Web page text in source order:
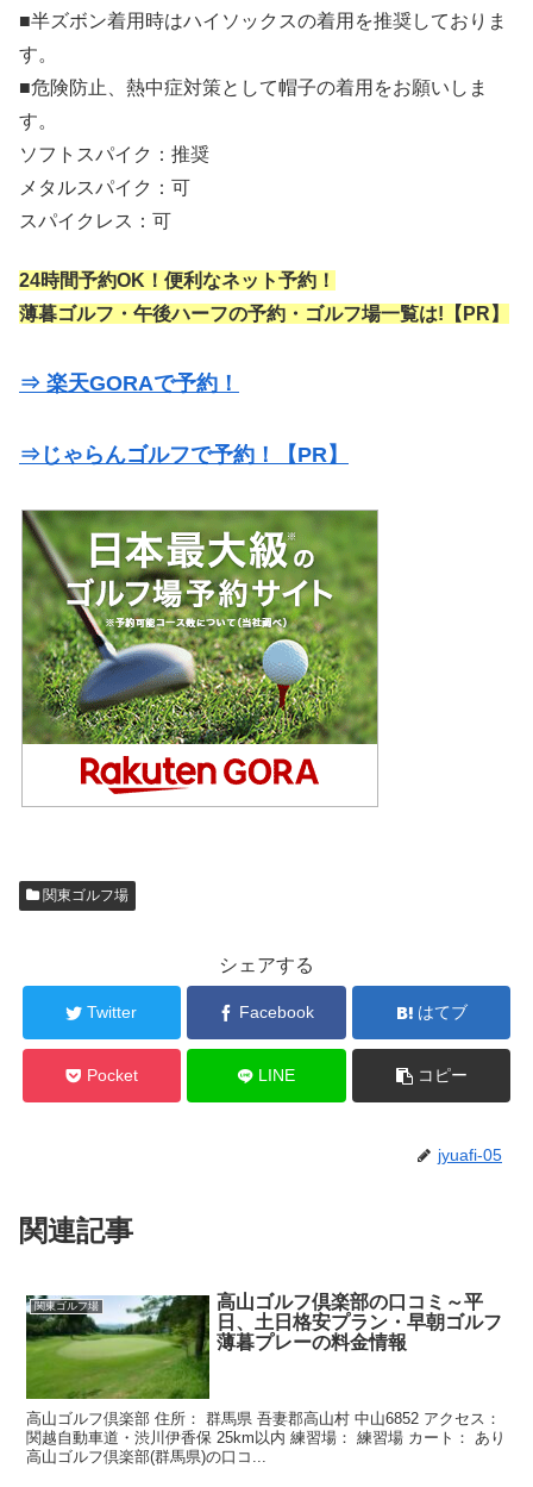
■半ズボン着用時はハイソックスの着用を推奨しておりま
す。
■危険防止、熱中症対策として帽子の着用をお願いしま
す。
ソフトスパイク：推奨
メタルスパイク：可
スパイクレス：可
24時間予約OK！便利なネット予約！
薄暮ゴルフ・午後ハーフの予約・ゴルフ場一覧は!【PR】
⇒ 楽天GORAで予約！
⇒じゃらんゴルフで予約！【PR】
関東ゴルフ場
シェアする
Twitter Facebook はてブ
Pocket LINE コピー
jyuafi-05
関連記事
関東ゴルフ場
高山ゴルフ倶楽部の口コミ～平
日、土日格安プラン・早朝ゴルフ
薄暮プレーの料金情報
高山ゴルフ倶楽部 住所： 群馬県 吾妻郡高山村 中山6852 アクセス：
関越自動車道・渋川伊香保 25km以内 練習場： 練習場 カート： あり
高山ゴルフ倶楽部(群馬県)の口コ...